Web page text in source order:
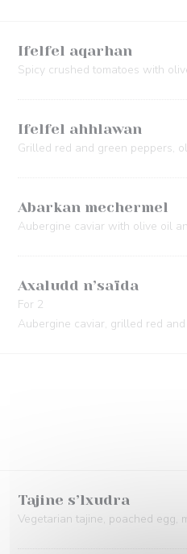
Ifelfel aqarhan
Spicy crushed tomatoes with
Ifelfel ahhlawan
Grilled red and green peppers,
Abarkan mechermel
Aubergine caviar with olive oil
Axaludd n’saïda
For 2
Aubergine caviar, grilled red
Tajine s’lxudra
Vegetarian tajine, poached egg,